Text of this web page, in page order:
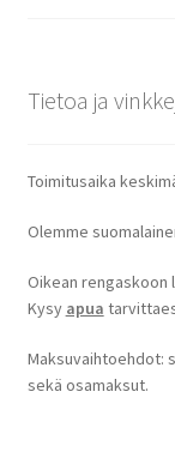
Tietoa ja
Toimitusaika
Olemme
Oikean
Kysy apua
Maksuvaihtoehdot:
sekä osamaksut.